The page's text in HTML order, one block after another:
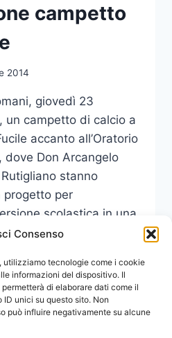
Consenso
utilizziamo tecnologie come i cookie
informazioni del dispositivo. Il
di elaborare dati come il
unici su questo sito. Non
può influire negativamente su alcune
campetto
2014
giovedì 23
un campetto di calcio a
accanto all’Oratorio
dove Don Arcangelo
stanno
progetto per
scolastica in una